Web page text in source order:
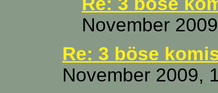
November
Re: 3 böse
November 2009,